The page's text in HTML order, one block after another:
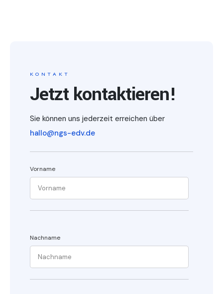
KONTAKT
Jetzt kontaktieren!
Sie können uns jederzeit erreichen über
hallo@ngs-edv.de
Vorname
Nachname